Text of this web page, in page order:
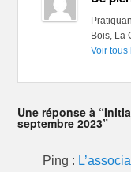
Bois, La
Voir tous
Une réponse à
septembre 2023”
Ping :